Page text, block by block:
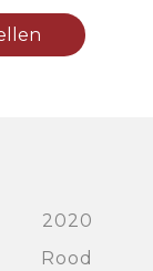
2020
Rood